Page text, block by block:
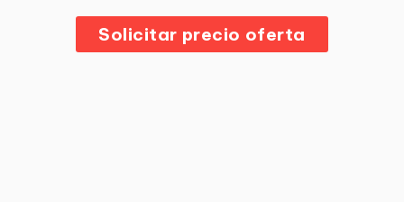
Solicitar precio oferta